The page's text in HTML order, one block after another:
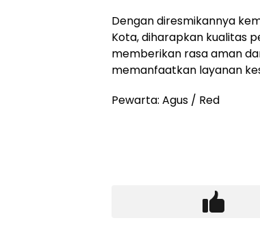
Dengan diresmikannya
Kota, diharapkan kualitas
memberikan rasa aman
memanfaatkan layanan
Pewarta: Agus / Red